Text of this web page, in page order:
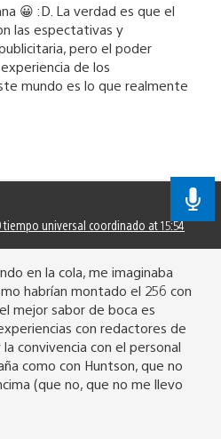
😀 :D. La verdad es que el
las espectativas y
pero el poder
de los
mundo es lo que realmente
tiempo universal coordinado at 15:54
en la cola, me imaginaba
habrían montado el 256 con
mejor sabor de boca es
con redactores de
convivencia con el personal
como con Huntson, que no
(que no, que no me llevo